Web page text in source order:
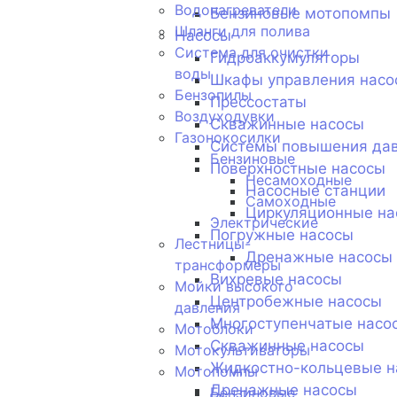
Бензиновые мотопомпы
Насосы
Гидроаккумуляторы
Шкафы управления
Прессостаты
Скважинные насосы
Системы повышения
Поверхностные насосы
Насосные станции
Циркуляционные
Погружные насосы
Дренажные насосы
Вихревые насосы
Центробежные насосы
Многоступенчатые
Скважинные насосы
Жидкостно-кольцевые
Дренажные насосы
Водонагреватели
Шланги для полива
Система для очистки
воды
Бензопилы
Воздуходувки
Газонокосилки
Бензиновые
Несамоходные
Самоходные
Электрические
Лестницы-
трансформеры
Мойки высокого
давления
Мотоблоки
Мотокультиваторы
Мотопомпы
Бензиновые